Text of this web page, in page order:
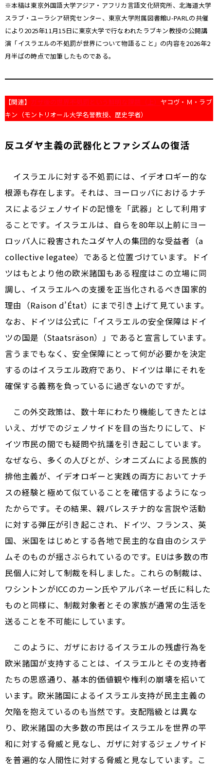
※本稿は東京外国語大学アジア・アフリカ言語文化研究所、北海道大学
スラブ・ユーラシア研究センター、東京大学附属図書館U-PARLの共催
により2025年11月15日に東京大学で行なわれたラブキン教授の公開講
演「イスラエルの不処罰が世界について物語ること」の内容を2026年2
月半ばの時点で加筆したものである。
【関連】 ガザ後の世界――不処罰という鮮明な課題（上） ヤコヴ・Ｍ・ラブ
キン（モントリオール大学名誉教授、歴史学者）
反ユダヤ主義の武器化とファシズムの復活
イスラエルに対する不処罰には、イデオロギー的な
根源も存在します。それは、ヨーロッパにおけるナチ
スによるジェノサイドの記憶を「武器」として利用す
ることです。イスラエルは、自らを80年以上前にヨー
ロッパ人に殺害されたユダヤ人の集団的な受益者（a
collective legatee）であると位置づけています。ドイ
ツはもとより他の欧米諸国もある程度はこの立場に同
調し、イスラエルへの支援を正当化されるべき国家的
理由（Raison d’État）にまで引き上げて見ています。
なお、ドイツは公式に「イスラエルの安全保障はドイ
ツの国是（Staatsräson）」であると宣言しています。
言うまでもなく、安全保障にとって何が必要かを決定
するのはイスラエル政府であり、ドイツは単にそれを
確保する義務を負っているに過ぎないのですが。
この外交政策は、数十年にわたり機能してきたとは
いえ、ガザでのジェノサイドを目の当たりにして、ド
イツ市民の間でも疑問や抗議を引き起こしています。
なぜなら、多くの人びとが、シオニズムによる民族的
排他主義が、イデオロギーと実践の両方においてナチ
スの経験と極めて似ていることを確信するようになっ
たからです。その結果、親パレスチナ的な言説や活動
に対する弾圧が引き起こされ、ドイツ、フランス、英
国、米国をはじめとする各地で民主的な自由のシステ
ムそのものが揺さぶられているのです。EUは多数の市
民個人に対して制裁を科しました。これらの制裁は、
ワシントンがICCのカーン氏やアルバネーゼ氏に科した
ものと同様に、制裁対象者とその家族が通常の生活を
送ることを不可能にしています。
このように、ガザにおけるイスラエルの残虐行為を
欧米諸国が支持することは、イスラエルとその支持者
たちの思惑通り、基本的価値観や権利の崩壊を招いて
います。欧米諸国によるイスラエル支持が民主主義の
欠陥を抱えているのも当然です。支配階級とは異な
り、欧米諸国の大多数の市民はイスラエルを世界の平
和に対する脅威と見なし、ガザに対するジェノサイド
を普遍的な人間性に対する脅威と見なしています。こ